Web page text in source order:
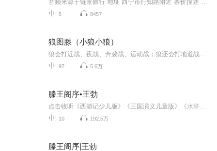
5 8457
狼图滕（小狼小狼）
97 5.6万
滕王阁序•王勃
10 192.5万
滕王阁序|王勃